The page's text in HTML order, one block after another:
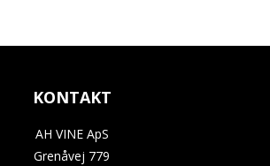
KONTAKT
AH VINE ApS
Grenåvej 779